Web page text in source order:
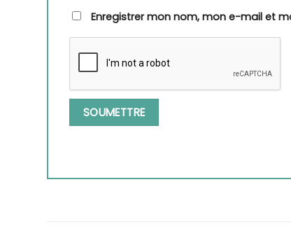
Enregistrer mon nom, mon e-mail et